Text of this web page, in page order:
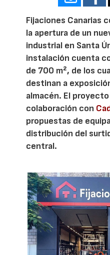
Fijaciones Canarias
la apertura de un
industrial en Santa
instalación cuenta
de 700 m², de los
destinan a
almacén. El
colaboración con
propuestas de
distribución del
central.